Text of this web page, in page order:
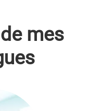
mes